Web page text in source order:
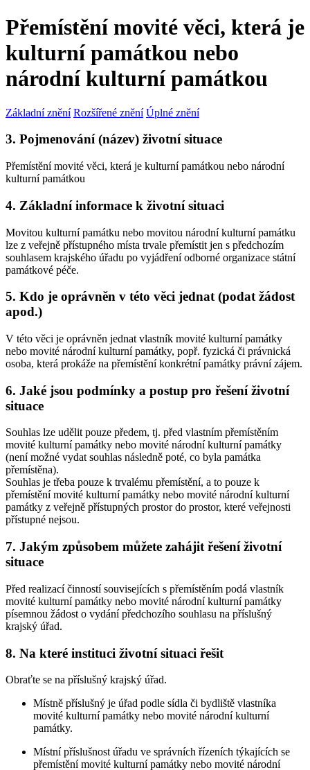
Přemístění movité věci, která je
kulturní památkou nebo
národní kulturní památkou
Základní znění Rozšířené znění Úplné znění
3. Pojmenování (název) životní situace
Přemístění movité věci, která je kulturní památkou nebo národní
kulturní památkou
4. Základní informace k životní situaci
Movitou kulturní památku nebo movitou národní kulturní památku
lze z veřejně přístupného místa trvale přemístit jen s předchozím
souhlasem krajského úřadu po vyjádření odborné organizace státní
památkové péče.
5. Kdo je oprávněn v této věci jednat (podat žádost
apod.)
V této věci je oprávněn jednat vlastník movité kulturní památky
nebo movité národní kulturní památky, popř. fyzická či právnická
osoba, která prokáže na přemístění konkrétní památky právní zájem.
6. Jaké jsou podmínky a postup pro řešení životní
situace
Souhlas lze udělit pouze předem, tj. před vlastním přemístěním
movité kulturní památky nebo movité národní kulturní památky
(není možné vydat souhlas následně poté, co byla památka
přemístěna).
Souhlas je třeba pouze k trvalému přemístění, a to pouze k
přemístění movité kulturní památky nebo movité národní kulturní
památky z veřejně přístupných prostor do prostor, které veřejnosti
přístupné nejsou.
7. Jakým způsobem můžete zahájit řešení životní
situace
Před realizací činností souvisejících s přemístěním podá vlastník
movité kulturní památky nebo movité národní kulturní památky
písemnou žádost o vydání předchozího souhlasu na příslušný
krajský úřad.
8. Na které instituci životní situaci řešit
Obraťte se na příslušný krajský úřad.
Místně příslušný je úřad podle sídla či bydliště vlastníka
movité kulturní památky nebo movité národní kulturní
památky.
Místní příslušnost úřadu ve správních řízeních týkajících se
přemístění movité kulturní památky nebo movité národní